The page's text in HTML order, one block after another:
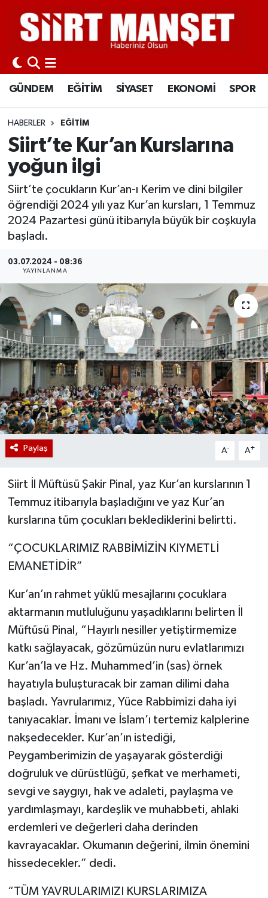
GÜNDEM EĞİTİM SİYASET EKONOMİ SPOR
HABERLER EĞİTİM
Siirt’te Kur’an Kurslarına
yoğun ilgi
Siirt’te çocukların Kur’an-ı Kerim ve dini bilgiler
öğrendiği 2024 yılı yaz Kur’an kursları, 1 Temmuz
2024 Pazartesi günü itibarıyla büyük bir coşkuyla
başladı.
03.07.2024 - 08:36
YAYINLANMA
Paylaş A- A+
Siirt İl Müftüsü Şakir Pinal, yaz Kur’an kurslarının 1
Temmuz itibarıyla başladığını ve yaz Kur’an
kurslarına tüm çocukları beklediklerini belirtti.
“ÇOCUKLARIMIZ RABBİMİZİN KIYMETLİ
EMANETİDİR”
Kur’an’ın rahmet yüklü mesajlarını çocuklara
aktarmanın mutluluğunu yaşadıklarını belirten İl
Müftüsü Pinal, “Hayırlı nesiller yetiştirmemize
katkı sağlayacak, gözümüzün nuru evlatlarımızı
Kur’an’la ve Hz. Muhammed’in (sas) örnek
hayatıyla buluşturacak bir zaman dilimi daha
başladı. Yavrularımız, Yüce Rabbimizi daha iyi
tanıyacaklar. İmanı ve İslam’ı tertemiz kalplerine
nakşedecekler. Kur’an’ın istediği,
Peygamberimizin de yaşayarak gösterdiği
doğruluk ve dürüstlüğü, şefkat ve merhameti,
sevgi ve saygıyı, hak ve adaleti, paylaşma ve
yardımlaşmayı, kardeşlik ve muhabbeti, ahlaki
erdemleri ve değerleri daha derinden
kavrayacaklar. Okumanın değerini, ilmin önemini
hissedecekler.” dedi.
“TÜM YAVRULARIMIZI KURSLARIMIZA
GÜNDEM
EĞİTİM
SİYASET
EKONOMİ
SPOR
İLÇELER
KÜLTÜR-SANAT
SAĞLIK-YAŞAM
Siirt Nöbetçi Eczaneler
Siirt Hava Durumu
Siirt Namaz Vakitleri
Siirt Trafik Yoğunluk Haritası
Süper Lig Puan Durumu ve Fikstür
Tüm Manşetler
Son Dakika Haberleri
Haber Arşivi